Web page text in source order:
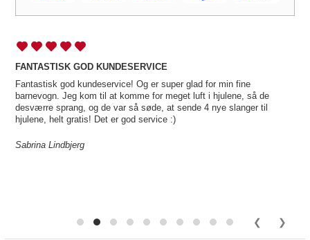
FANTASTISK GOD KUNDESERVICE
Fantastisk god kundeservice! Og er super glad for min fine
barnevogn. Jeg kom til at komme for meget luft i hjulene, så de
desværre sprang, og de var så søde, at sende 4 nye slanger til
hjulene, helt gratis! Det er god service :)
Sabrina Lindbjerg